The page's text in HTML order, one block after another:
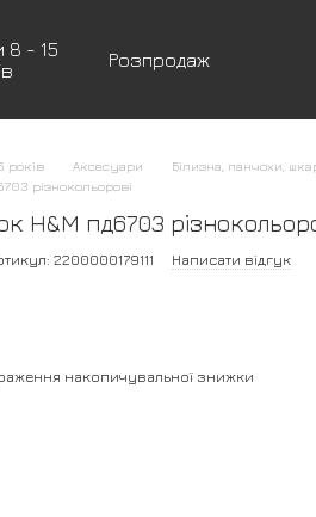
8 - 15
Розпродаж
років Аксесуари
Білизна, панчохи,
різнокольорові
H&M пд6703
2200000179111 Написати відгук
накопичувальної знижки